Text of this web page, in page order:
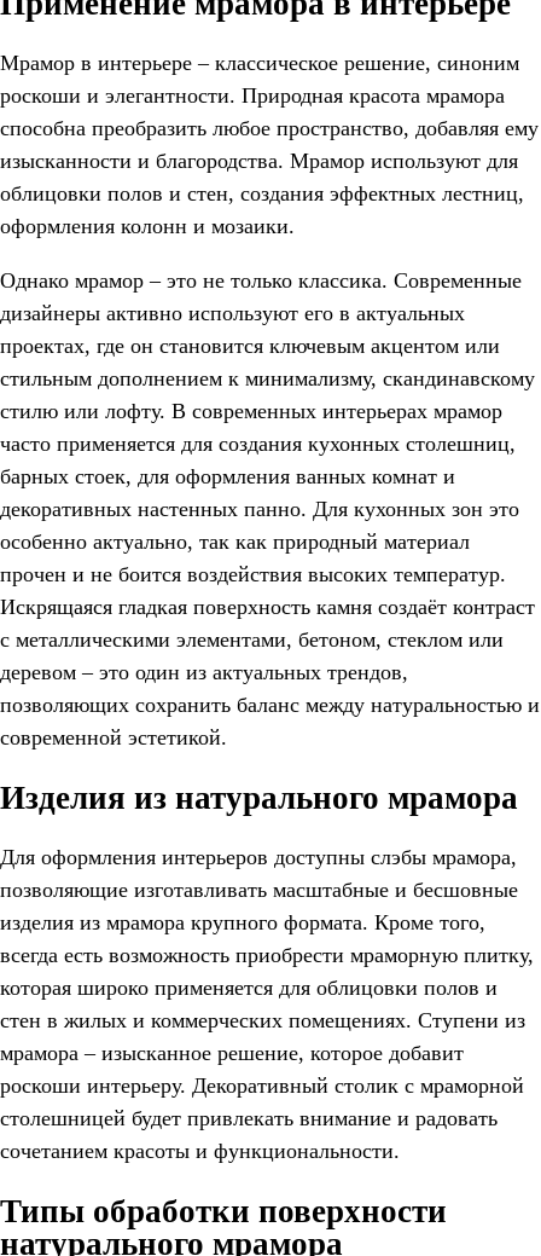
Мрамор в интерьере – классическое решение, синоним
роскоши и элегантности. Природная красота мрамора
способна преобразить любое пространство, добавляя ему
изысканности и благородства. Мрамор используют для
облицовки полов и стен, создания эффектных лестниц,
оформления колонн и мозаики.
Однако мрамор – это не только классика. Современные
дизайнеры активно используют его в актуальных
проектах, где он становится ключевым акцентом или
стильным дополнением к минимализму, скандинавскому
стилю или лофту. В современных интерьерах мрамор
часто применяется для создания кухонных столешниц,
барных стоек, для оформления ванных комнат и
декоративных настенных панно. Для кухонных зон это
особенно актуально, так как природный материал
прочен и не боится воздействия высоких температур.
Искрящаяся гладкая поверхность камня создаёт контраст
с металлическими элементами, бетоном, стеклом или
деревом – это один из актуальных трендов,
позволяющих сохранить баланс между натуральностью и
современной эстетикой.
Изделия из натурального мрамора
Для оформления интерьеров доступны слэбы мрамора,
позволяющие изготавливать масштабные и бесшовные
изделия из мрамора крупного формата. Кроме того,
всегда есть возможность приобрести мраморную плитку,
которая широко применяется для облицовки полов и
стен в жилых и коммерческих помещениях. Ступени из
мрамора – изысканное решение, которое добавит
роскоши интерьеру. Декоративный столик с мраморной
столешницей будет привлекать внимание и радовать
сочетанием красоты и функциональности.
Типы обработки поверхности
натурального мрамора